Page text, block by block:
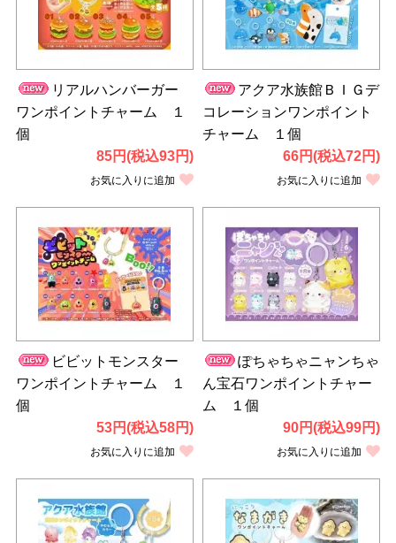
リアルハンバーガー
ワンポイントチャーム １
個
85円(税込93円)
お気に入りに追加
アクア水族館ＢＩＧデ
コレーションワンポイント
チャーム １個
66円(税込72円)
お気に入りに追加
ビビットモンスター
ワンポイントチャーム １
個
53円(税込58円)
お気に入りに追加
ぽちゃちゃニャンちゃ
ん宝石ワンポイントチャー
ム １個
90円(税込99円)
お気に入りに追加